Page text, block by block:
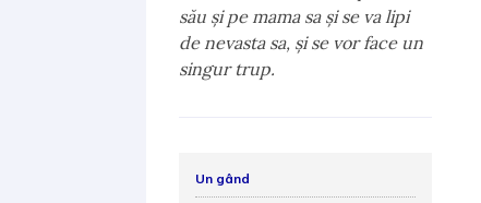
său şi pe mama sa şi se va lipi
de nevasta sa, şi se vor face un
singur trup.
Un gând